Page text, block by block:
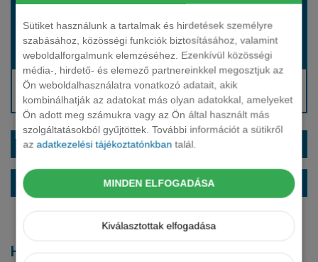
Sütiket használunk a tartalmak és hirdetések személyre
szabásához, közösségi funkciók biztosításához, valamint
weboldalforgalmunk elemzéséhez. Ezenkívül közösségi
média-, hirdető- és elemező partnereinkkel megosztjuk az
Ön weboldalhasználatra vonatkozó adatait, akik
kombinálhatják az adatokat más olyan adatokkal, amelyeket
Ön adott meg számukra vagy az Ön által használt más
szolgáltatásokból gyűjtöttek. További információt a sütikről
azadatkezelési tájékoztatónkban talál.
MINDEN ELFOGADÁSA
Kiválasztottak elfogadása
Bérleti díj:
Hívjon bennünket!
Induló bérleti díj: Hívjon bennünket!
Hívjon: +36 1 888 0088
Kérjen visszahívást!
EXTRÁK ÉS SZÍNEK
ALAPFELSZERELTSÉG
Hasonló modellek